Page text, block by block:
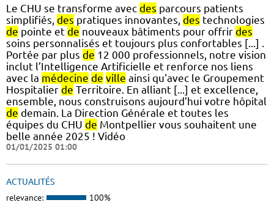
Le CHU se transforme avec des parcours patients
simplifiés, des pratiques innovantes, des technologies
de pointe et de nouveaux bâtiments pour offrir des
soins personnalisés et toujours plus confortables [...] .
Portée par plus de 12 000 professionnels, notre vision
inclut l’Intelligence Artificielle et renforce nos liens
avec la médecine de ville ainsi qu'avec le Groupement
Hospitalier de Territoire. En alliant [...] et excellence,
ensemble, nous construisons aujourd’hui votre hôpital
de demain. La Direction Générale et toutes les
équipes du CHU de Montpellier vous souhaitent une
belle année 2025 ! Vidéo
01/01/2025 01:00
ACTUALITÉS
relevance: 100%